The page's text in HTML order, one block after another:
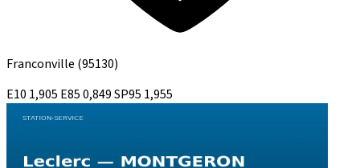
Franconville (95130)
E10 1,905 E850,849SP95 1,955